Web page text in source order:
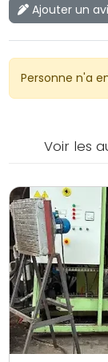
Ajouter un
Personne n'a
Voir les